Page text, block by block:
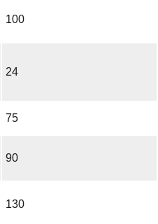
100
24
75
90
130